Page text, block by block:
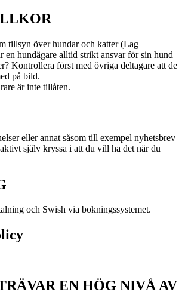
tillsyn över hundar och katter (Lag
en hundägare alltid strikt ansvarför sin hund
Kontrollera först med övriga deltagare att de
på bild.
är inte tillåten.
eller annat såsom till exempel nyhetsbrev
själv kryssa i att du vill ha det när du
och Swish via bokningssystemet.
EN HÖG NIVÅ AV